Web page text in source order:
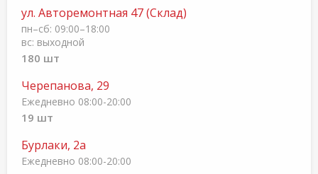
ул. Авторемонтная 47 (Склад)
пн–cб: 09:00–18:00
вс: выходной
180 шт
Черепанова, 29
Ежедневно 08:00-20:00
19 шт
Бурлаки, 2а
Ежедневно 08:00-20:00